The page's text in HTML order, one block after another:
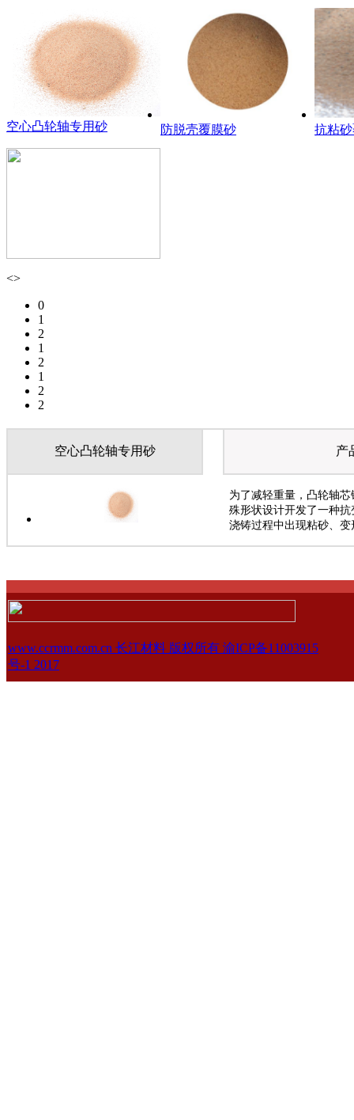
空心凸轮轴专用砂 防脱壳覆膜砂 抗粘
<>
0
1
2
1
2
1
2
2
空心凸轮轴专用砂 产
为了减轻重量，凸轮轴
殊形状设计开发了一种
浇铸过程中出现粘砂、
www.ccrmm.com.cn 长江材料 版权所有 渝ICP备11003915
号-1 2017